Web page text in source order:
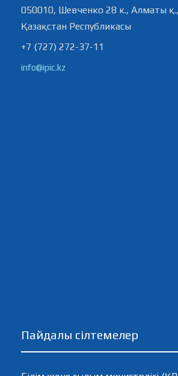
050010, Шевченко 28 к., Алматы қ.,
Қазақстан Республикасы
+7 (727) 272-37-11
info@ipic.kz
Пайдалы сілтемелер